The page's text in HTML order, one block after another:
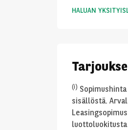
HALUAN
(i)
sisällöstä.